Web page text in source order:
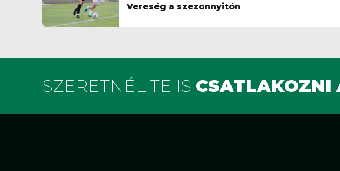
Vereség a szezonnyitón
SZERETNÉL TE IS CSATLAKOZNI